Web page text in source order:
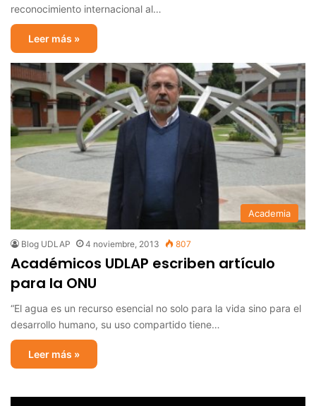
reconocimiento internacional al…
Leer más »
Academia
Blog UDLAP 4 noviembre, 2013 807
Académicos UDLAP escriben artículo
para la ONU
“El agua es un recurso esencial no solo para la vida sino para el
desarrollo humano, su uso compartido tiene…
Leer más »